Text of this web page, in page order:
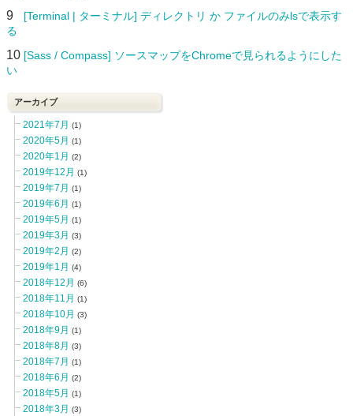
9
[Terminal | ターミナル] ディレクトリ か ファイルのみlsで表示す
る
10 [Sass / Compass] ソースマップをChromeで見られるようにした
い
アーカイブ
2021年7月 (1)
2020年5月 (1)
2020年1月 (2)
2019年12月 (1)
2019年7月 (1)
2019年6月 (1)
2019年5月 (1)
2019年3月 (3)
2019年2月 (2)
2019年1月 (4)
2018年12月 (6)
2018年11月 (1)
2018年10月 (3)
2018年9月 (1)
2018年8月 (3)
2018年7月 (1)
2018年6月 (2)
2018年5月 (1)
2018年3月 (3)